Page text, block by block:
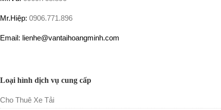
Mr.Hiệp: 0906.771.896
Email: lienhe@vantaihoangminh.com
Loại hình dịch vụ cung cấp
Cho Thuê Xe Tải